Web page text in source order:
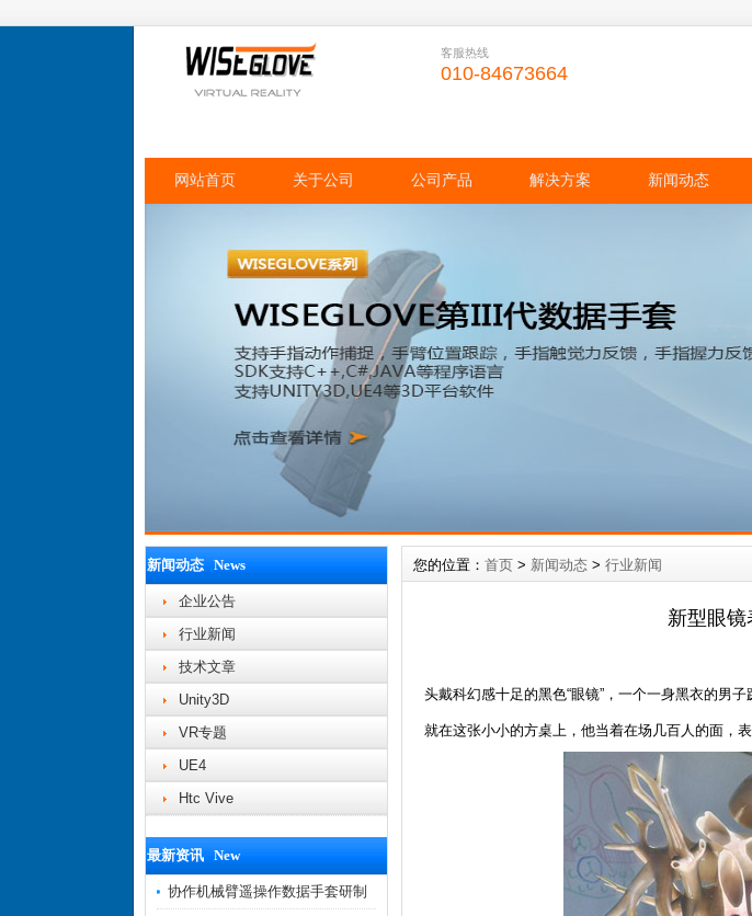
客服热线
010-84673664
网站首页 关于公司 公司产品 解决方案 新闻动态
新闻动态 News
企业公告
行业新闻
技术文章
Unity3D
VR专题
UE4
Htc Vive
最新资讯 New
协作机械臂遥操作数据手套研制
您的位置： 首页 > 新闻动态 > 行业新闻
新型眼
头戴科幻感十足的黑色“眼镜”，一个一身黑衣的男
就在这张小小的方桌上，他当着在场几百人的面，表